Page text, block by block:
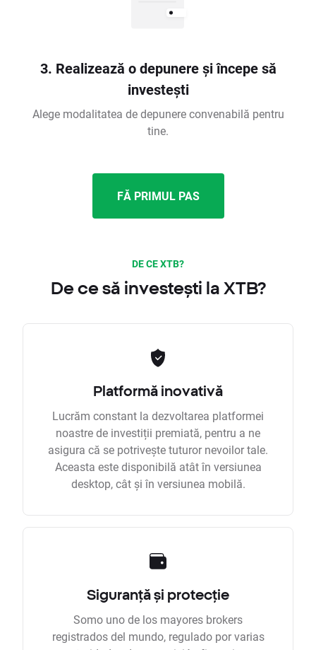
3. Realizează o depunere și începe să
investești
Alege modalitatea de depunere convenabilă pentru
tine.
FĂ PRIMUL PAS
DE CE XTB?
De ce să investești la XTB?
Platformă inovativă
Lucrăm constant la dezvoltarea platformei
noastre de investiții premiată, pentru a ne
asigura că se potrivește tuturor nevoilor tale.
Aceasta este disponibilă atât în versiunea
desktop, cât și în versiunea mobilă.
Siguranță și protecție
Somo uno de los mayores brokers
registrados del mundo, regulado por varias